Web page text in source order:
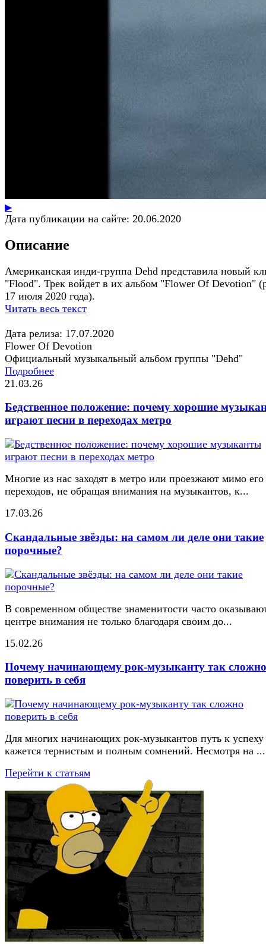
▶
Дата публикации на сайте: 20.06.2020
Описание
Американская инди-группа Dehd представила новый
"Flood". Трек войдет в их альбом "Flower Of Devotion"
17 июля 2020 года).
Читать весь текст
Дата релиза: 17.07.2020
Flower Of Devotion
Официальный музыкальный альбом группы "Dehd"
Подробнее
21.03.26
Бедственное положение: почему хорошие
играют песни в переходах метро
Многие из нас заходят в метро или проезжают мимо его
переходов, не обращая внимания на музыкантов, к...
17.03.26
Скандальные звёзды: на самом ли деле они такие
порочные?
В современном обществе знаменитости часто
центре внимания не только благодаря своим до...
15.02.26
Почему начинающему рок-музыканту так сложно
поверить в себя
Для многих начинающих рок-музыкантов путь к успеху
кажется тернистым и полным сомнений. Несмотря на ...
Перейти к статьям